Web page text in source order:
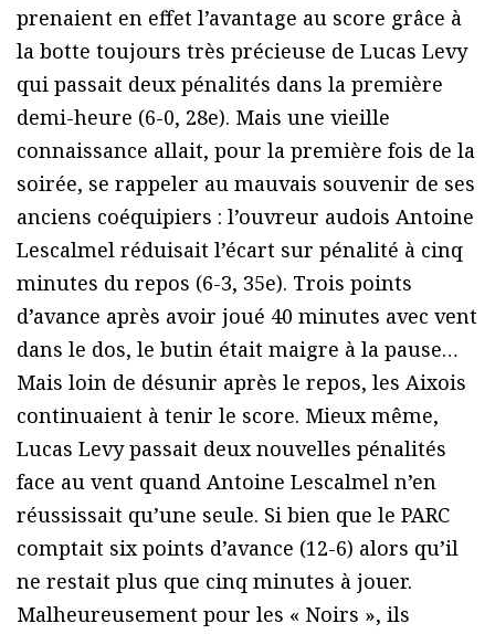
prenaient en effet l’avantage au score grâce à
la botte toujours très précieuse de Lucas Levy
qui passait deux pénalités dans la première
demi-heure (6-0, 28e). Mais une vieille
connaissance allait, pour la première fois de la
soirée, se rappeler au mauvais souvenir de ses
anciens coéquipiers : l’ouvreur audois Antoine
Lescalmel réduisait l’écart sur pénalité à cinq
minutes du repos (6-3, 35e). Trois points
d’avance après avoir joué 40 minutes avec vent
dans le dos, le butin était maigre à la pause…
Mais loin de désunir après le repos, les Aixois
continuaient à tenir le score. Mieux même,
Lucas Levy passait deux nouvelles pénalités
face au vent quand Antoine Lescalmel n’en
réussissait qu’une seule. Si bien que le PARC
comptait six points d’avance (12-6) alors qu’il
ne restait plus que cinq minutes à jouer.
Malheureusement pour les « Noirs », ils